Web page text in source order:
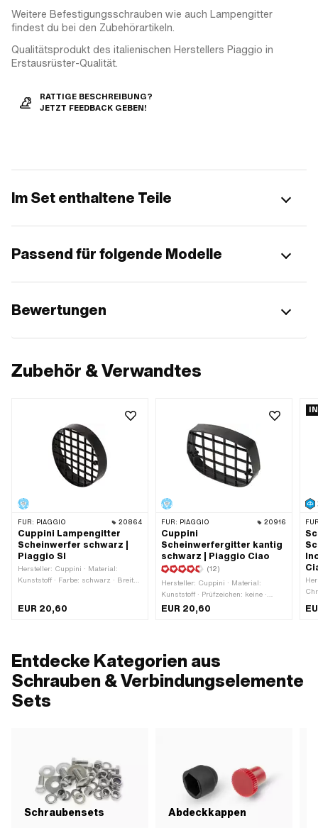
Weitere Befestigungsschrauben wie auch Lampengitter
findest du bei den Zubehörartikeln.
Qualitätsprodukt des italienischen Herstellers Piaggio in
Erstausrüster-Qualität.
RATTIGE BESCHREIBUNG?
JETZT FEEDBACK GEBEN!
Im Set enthaltene Teile
Passend für folgende Modelle
Bewertungen
Zubehör & Verwandtes
FÜR: PIAGGIO 20864
Cuppini Lampengitter
Scheinwerfer schwarz |
Piaggio SI
Hersteller: Cuppini · Material:
Kunststoff · Farbe: schwarz · Breite:
EUR 20,60
FÜR: PIAGGIO 20916
Cuppini
Scheinwerfergitter kantig
schwarz | Piaggio Ciao
(12)
Hersteller: Cuppini · Material:
Kunststoff · Prüfzeichen: keine ·
Farbe: schwarz · Tiefe: 27 mm ·
Lochabstand: 105 mm · Breite: 132
EUR 20,60
Entdecke Kategorien aus
Schrauben & Verbindungselemente
Sets
Schraubensets Abdeckkappen